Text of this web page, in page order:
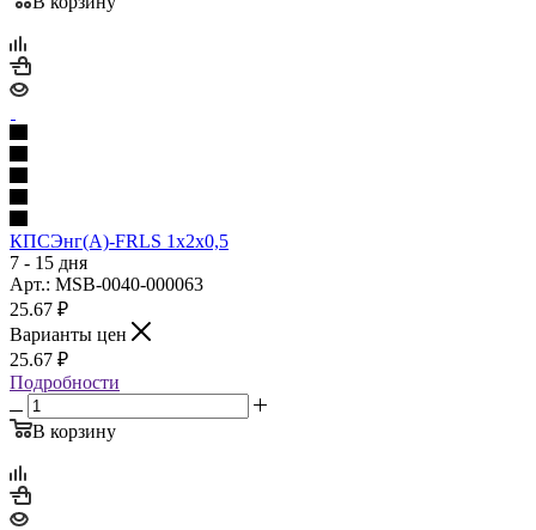
КПСЭнг(А)-FRLS 1х2х0,5
7 - 15 дня
Арт.: MSB-0040-000063
25.67 ₽
Варианты цен
25.67 ₽
Подробности
В корзину